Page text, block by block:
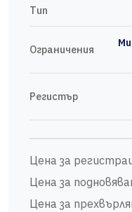
Тип
Ограничения
Регистър
Цена за
Цена за
Цена за